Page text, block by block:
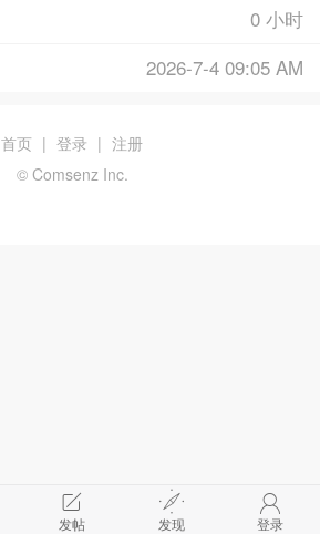
0 小时
2026-7-4 09:05 AM
发帖 发现 登录
首页 | 登录 | 注册
© Comsenz Inc.